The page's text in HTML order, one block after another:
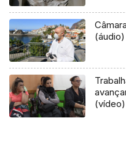
(áudio)
(vídeo)